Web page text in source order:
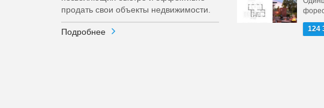
продать свои объекты недвижимости.
Подробнее 124